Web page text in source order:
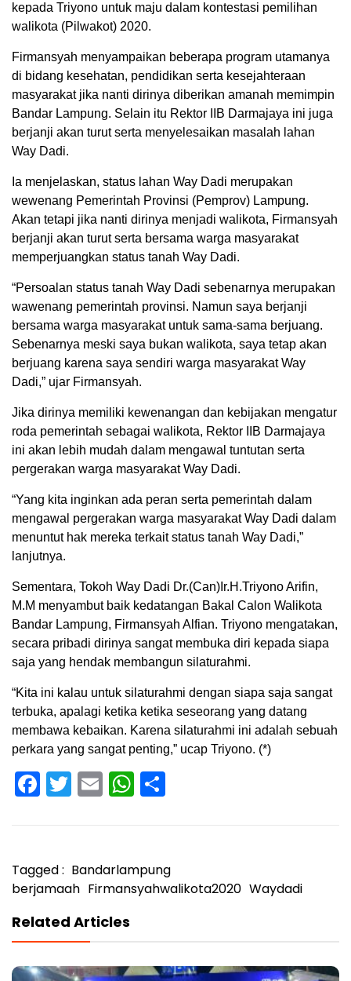
kepada Triyono untuk maju dalam kontestasi pemilihan
walikota (Pilwakot) 2020.
Firmansyah menyampaikan beberapa program utamanya
di bidang kesehatan, pendidikan serta kesejahteraan
masyarakat jika nanti dirinya diberikan amanah memimpin
Bandar Lampung. Selain itu Rektor IIB Darmajaya ini juga
berjanji akan turut serta menyelesaikan masalah lahan
Way Dadi.
Ia menjelaskan, status lahan Way Dadi merupakan
wewenang Pemerintah Provinsi (Pemprov) Lampung.
Akan tetapi jika nanti dirinya menjadi walikota, Firmansyah
berjanji akan turut serta bersama warga masyarakat
memperjuangkan status tanah Way Dadi.
“Persoalan status tanah Way Dadi sebenarnya merupakan
wawenang pemerintah provinsi. Namun saya berjanji
bersama warga masyarakat untuk sama-sama berjuang.
Sebenarnya meski saya bukan walikota, saya tetap akan
berjuang karena saya sendiri warga masyarakat Way
Dadi,” ujar Firmansyah.
Jika dirinya memiliki kewenangan dan kebijakan mengatur
roda pemerintah sebagai walikota, Rektor IIB Darmajaya
ini akan lebih mudah dalam mengawal tuntutan serta
pergerakan warga masyarakat Way Dadi.
“Yang kita inginkan ada peran serta pemerintah dalam
mengawal pergerakan warga masyarakat Way Dadi dalam
menuntut hak mereka terkait status tanah Way Dadi,”
lanjutnya.
Sementara, Tokoh Way Dadi Dr.(Can)Ir.H.Triyono Arifin,
M.M menyambut baik kedatangan Bakal Calon Walikota
Bandar Lampung, Firmansyah Alfian. Triyono mengatakan,
secara pribadi dirinya sangat membuka diri kepada siapa
saja yang hendak membangun silaturahmi.
“Kita ini kalau untuk silaturahmi dengan siapa saja sangat
terbuka, apalagi ketika ketika seseorang yang datang
membawa kebaikan. Karena silaturahmi ini adalah sebuah
perkara yang sangat penting,” ucap Triyono. (*)
Facebook
Twitter
EmailWhatsApp
Tagged : Bandarlampung
berjamaah Firmansyahwalikota2020 Waydadi
Related Articles